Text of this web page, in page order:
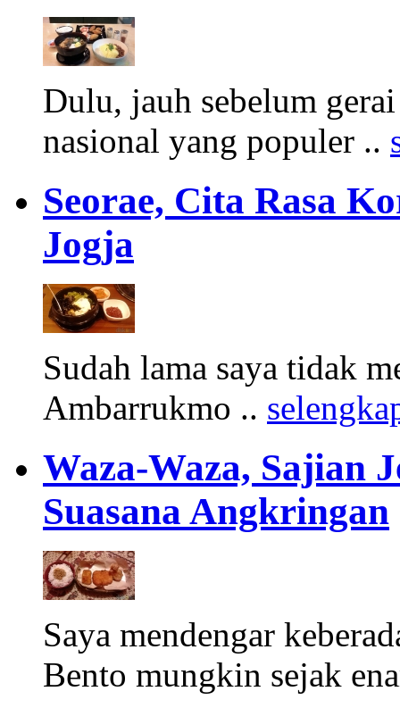
Dulu, jauh sebelum
nasional yang populer ..
Seorae, Cita Rasa
Jogja
Sudah lama saya tidak
Ambarrukmo ..
Waza-Waza, Sajian
Suasana Angkringan
Saya mendengar
Bento mungkin sejak